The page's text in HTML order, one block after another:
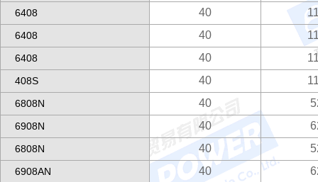
6408 40
6408 40
6408 40
408S 40
6808N 40
6908N 40
6808N 40
6908AN 40